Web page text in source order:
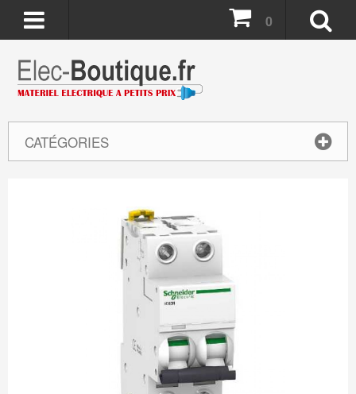
CATÉGORIES
0